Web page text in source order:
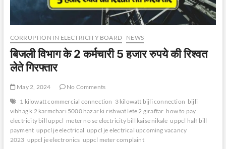
CORRUPTION IN ELECTRICITY BOARD NEWS
बिजली विभाग के 2 कर्मचारी 5 हजार रुपये की रिश्वत
लेते गिरफ्तार
May 2, 2024
No Comments
1 kilowatt commercial connection 3 kilowatt bijli connection bijli
vibhag k 2 karmchari 5000 hazar ki rishwat lete 2 giraftar how to pay
electricity bill uppcl meter no se electricity bill kaise nikale uppcl half bill
payment uppcl je electrical uppcl je electrical upcoming vacancy
2023 uppcl je electronics uppcl meter complaint